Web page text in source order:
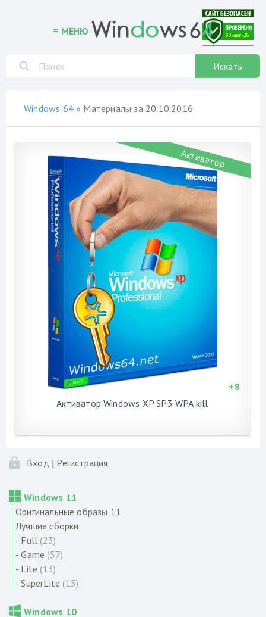
≡ МЕНЮ
Искать
Windows 64» Материалы за 20.10.2016
Активатор
Активатор Windows XP SP3 WPA kill
+8
Вход | Регистрация
Windows 11
Оригинальные образы 11
Лучшие сборки
- Full (23)
- Game (57)
- Lite (13)
- SuperLite (15)
Windows 10